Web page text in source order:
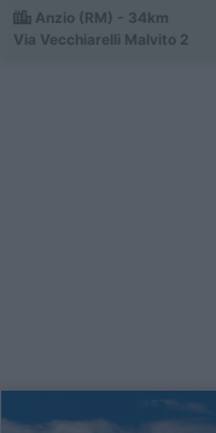
Anzio (RM) - 34km
Via Vecchiarelli Malvito 2